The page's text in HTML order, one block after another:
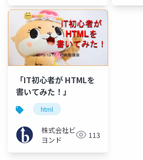
「IT初心者が HTMLを
書いてみた！」
html
株式会社ビ
ヨンド
113